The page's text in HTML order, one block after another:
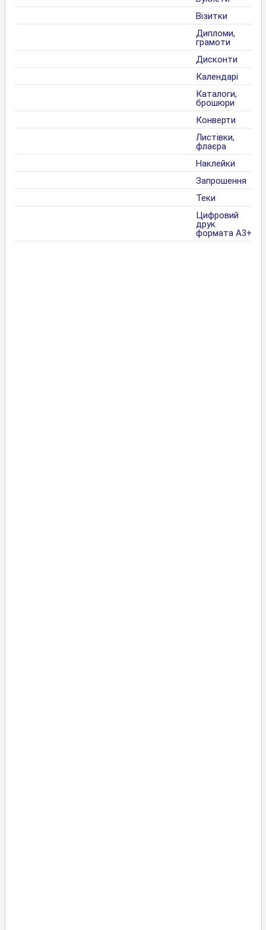
Візитки
Дипломи,
грамоти
Дисконти
Календарі
Каталоги,
брошюри
Конверти
Листівки,
флаєра
Наклейки
Запрошення
Теки
Цифровий
друк
формата А3+